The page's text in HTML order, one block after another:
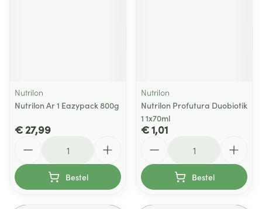
Nutrilon
Nutrilon Ar 1 Eazypack 800g
€ 27,99
Bestel
Nutrilon
Nutrilon Profutura Duobiotik
1 1x70ml
€ 1,01
Bestel